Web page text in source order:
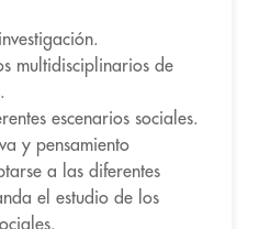
multidisciplinarios de
escenarios sociales.
y pensamiento
a las diferentes
el estudio de los